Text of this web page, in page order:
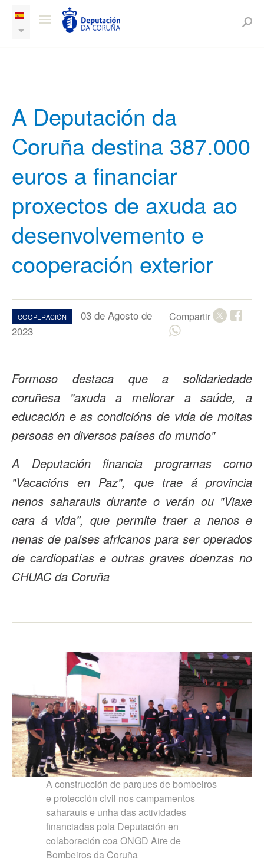
A Deputación da
Coruña destina 387.000
euros a financiar
proxectos de axuda ao
desenvolvemento e
cooperación exterior
COOPERACIÓN
03 de Agosto de
2023
Compartir
Formoso destaca que a solidariedade
coruñesa "axuda a mellorar a saúde, a
educación e as condicións de vida de moitas
persoas en diversos países do mundo"
A Deputación financia programas como
"Vacacións en Paz", que trae á provincia
nenos saharauis durante o verán ou "Viaxe
cara á vida", que permite traer a nenos e
nenas de países africanos para ser operados
de cardiopatías e outras graves doenzas no
CHUAC da Coruña
A construcción de parques de bombeiros
e protección civil nos campamentos
saharauis e unha das actividades
financiadas pola Deputación en
colaboración coa ONGD Aire de
Bombeiros da Coruña